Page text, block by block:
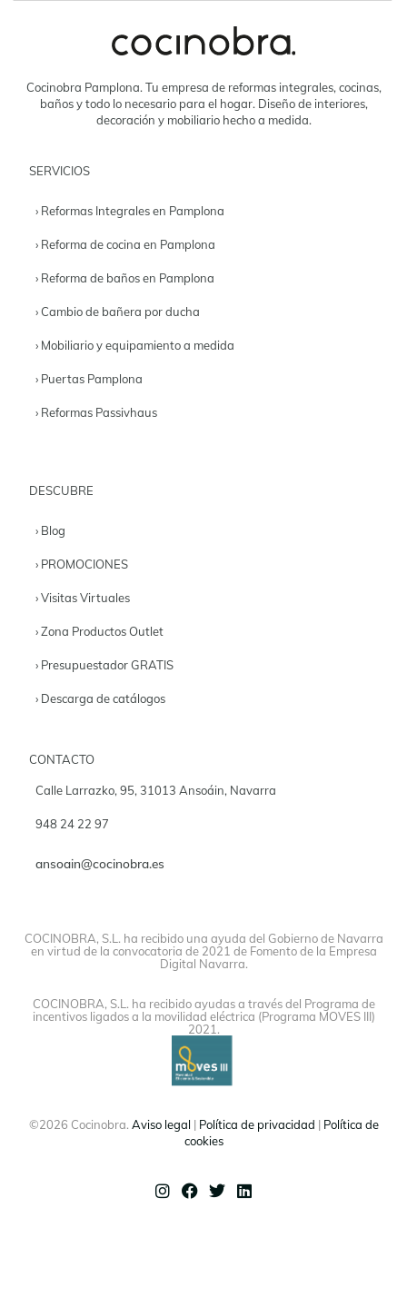
Cocinobra Pamplona. Tu empresa de reformas integrales, cocinas,
baños y todo lo necesario para el hogar. Diseño de interiores,
decoración y mobiliario hecho a medida.
SERVICIOS
› Reformas Integrales en Pamplona
› Reforma de cocina en Pamplona
› Reforma de baños en Pamplona
› Cambio de bañera por ducha
› Mobiliario y equipamiento a medida
› Puertas Pamplona
› Reformas Passivhaus
DESCUBRE
› Blog
› PROMOCIONES
› Visitas Virtuales
› Zona Productos Outlet
› Presupuestador GRATIS
› Descarga de catálogos
CONTACTO
Calle Larrazko, 95, 31013 Ansoáin, Navarra
948 24 22 97
ansoain@cocinobra.es
COCINOBRA, S.L. ha recibido una ayuda del Gobierno de Navarra
en virtud de la convocatoria de 2021 de Fomento de la Empresa
Digital Navarra.
COCINOBRA, S.L. ha recibido ayudas a través del Programa de
incentivos ligados a la movilidad eléctrica (Programa MOVES III)
2021.
©2026 Cocinobra. Aviso legal | Política de privacidad | Política de
cookies